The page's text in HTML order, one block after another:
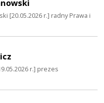
[20.05.2026 r.] radny Prawa i
r.] prezes